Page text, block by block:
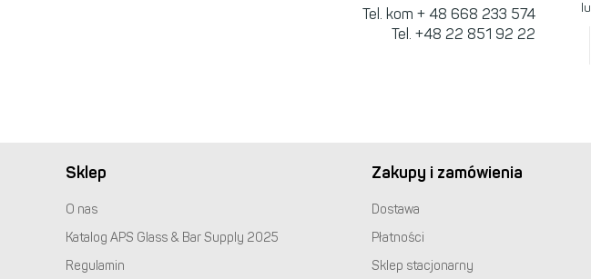
Tel. kom + 48 668 233 574
Tel. +48 22 851 92 22
Sklep
O nas
Katalog APS Glass & Bar Supply 2025
Regulamin
Zakupy i zamówienia
Dostawa
Płatności
Sklep stacjonarny